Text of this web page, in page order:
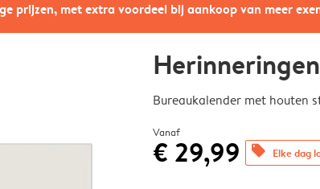
prijzen, met extra voordeel bij aankoop van meer
Bureaukalender met houten
Vanaf
€ 29,99 offers Elke dag